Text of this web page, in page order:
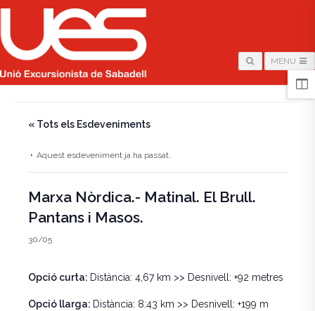
MENU
« Tots els Esdeveniments
Aquest esdeveniment ja ha passat.
Marxa Nòrdica.- Matinal. El Brull.
Pantans i Masos.
30/05
Opció curta: Distància: 4,67 km >> Desnivell: +92 metres
Opció llarga: Distància: 8:43 km >> Desnivell: +199 m